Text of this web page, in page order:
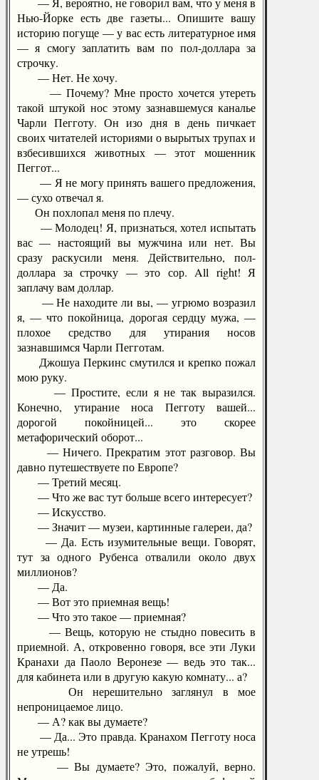
Нью-Йорке есть две газеты... Опишите вашу
историю погуще — у вас есть литературное имя
— я смогу заплатить вам по пол-доллара за
строчку.
— Нет. Не хочу.
— Почему? Мне просто хочется утереть
такой штукой нос этому зазнавшемуся каналье
Чарли Пегготу. Он изо дня в день пичкает
своих читателей историями о вырытых трупах и
взбесившихся животных — этот мошенник
Пеггот...
— Я не могу принять вашего предложения,
— сухо отвечал я.
Он похлопал меня по плечу.
— Молодец! Я, признаться, хотел испытать
вас — настоящий вы мужчина или нет. Вы
сразу раскусили меня. Действительно, пол-
доллара за строчку — это сор. All right! Я
заплачу вам доллар.
— Не находите ли вы, — угрюмо возразил
я, — что покойница, дорогая сердцу мужа, —
плохое средство для утирания носов
зазнавшимся Чарли Пегготам.
Джошуа Перкинс смутился и крепко пожал
мою руку.
— Простите, если я не так выразился.
Конечно, утирание носа Пегготу вашей...
дорогой покойницей... это скорее
метафорический оборот...
— Ничего. Прекратим этот разговор. Вы
давно путешествуете по Европе?
— Третий месяц.
— Что же вас тут больше всего интересует?
— Искусство.
— Значит — музеи, картинные галереи, да?
— Да. Есть изумительные вещи. Говорят,
тут за одного Рубенса отвалили около двух
миллионов?
— Да.
— Вот это приемная вещь!
— Что это такое — приемная?
— Вещь, которую не стыдно повесить в
приемной. А, откровенно говоря, все эти Луки
Кранахи да Паоло Веронезе — ведь это так...
для кабинета или в другую какую комнату... а?
Он нерешительно заглянул в мое
непроницаемое лицо.
— А? как вы думаете?
— Да... Это правда. Кранахом Пегготу носа
не утрешь!
— Вы думаете? Это, пожалуй, верно.